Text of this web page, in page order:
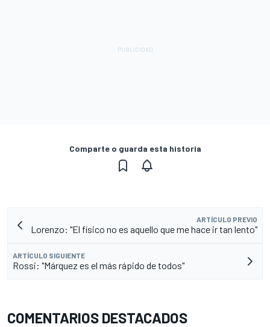
Comparte o guarda esta historia
ARTÍCULO PREVIO
Lorenzo: "El físico no es aquello que me hace ir tan lento"
ARTÍCULO SIGUIENTE
Rossi: "Márquez es el más rápido de todos"
COMENTARIOS DESTACADOS